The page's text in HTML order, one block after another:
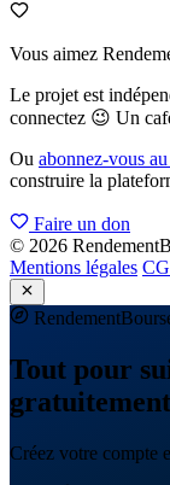
Vous aimez
Le projet est
connectez 😉 Un
Ou abonnez-vous
construire la
Faire un don
© 2026
Mentions légales
Rendement
Tout pour
gratuitement
Créez votre compte